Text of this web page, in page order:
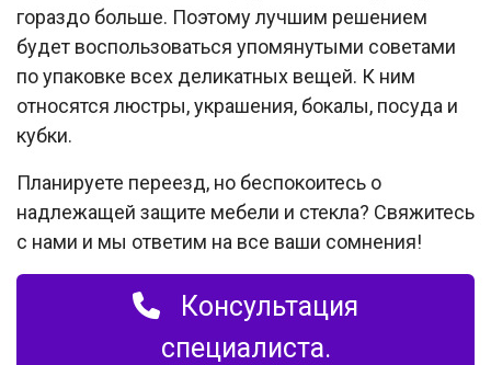
гораздо больше. Поэтому лучшим решением
будет воспользоваться упомянутыми советами
по упаковке всех деликатных вещей. К ним
относятся люстры, украшения, бокалы, посуда и
кубки.
Планируете переезд, но беспокоитесь о
надлежащей защите мебели и стекла? Свяжитесь
с нами и мы ответим на все ваши сомнения!
Консультация
специалиста.